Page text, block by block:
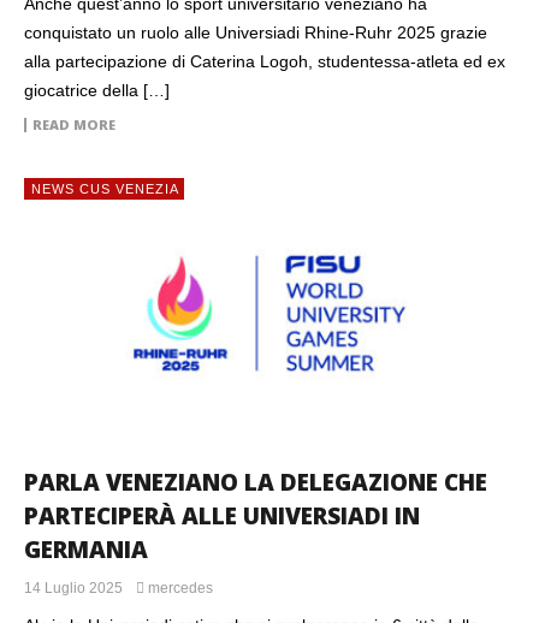
conquistato un ruolo alle Universiadi Rhine-Ruhr 2025 grazie
alla partecipazione di Caterina Logoh, studentessa-atleta ed ex
giocatrice della […]
READ MORE
NEWS CUS VENEZIA
PARLA VENEZIANO LA DELEGAZIONE CHE
PARTECIPERÀ ALLE UNIVERSIADI IN
GERMANIA
14 Luglio 2025 mercedes